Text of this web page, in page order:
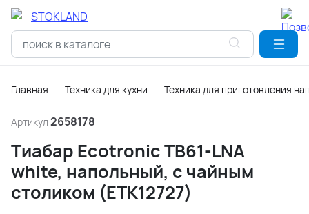
Главная Техника для кухни Техника для приготовления
Артикул 2658178
Тиабар Ecotronic ТB61-LNA
white, напольный, с чайным
столиком (ETK12727)